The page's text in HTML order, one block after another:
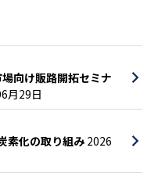
向け販路開拓セミナ
月29日
素化の取り組み 2026